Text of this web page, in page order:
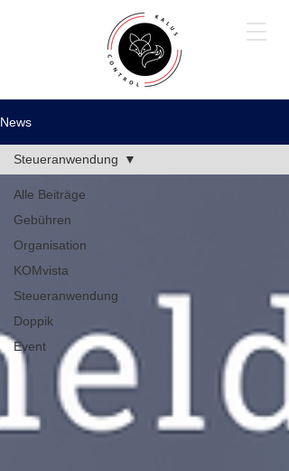
News
Alle Beiträge
Gebühren
Organisation
KOMvista
Steueranwendung
Doppik
Event
Steueranwendung